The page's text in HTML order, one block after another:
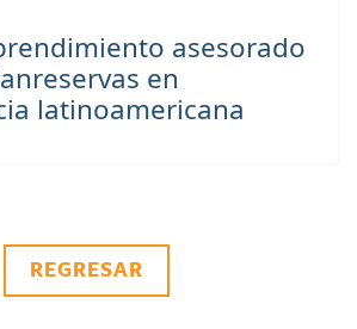
asesorado
en
latinoamericana
REGRESAR